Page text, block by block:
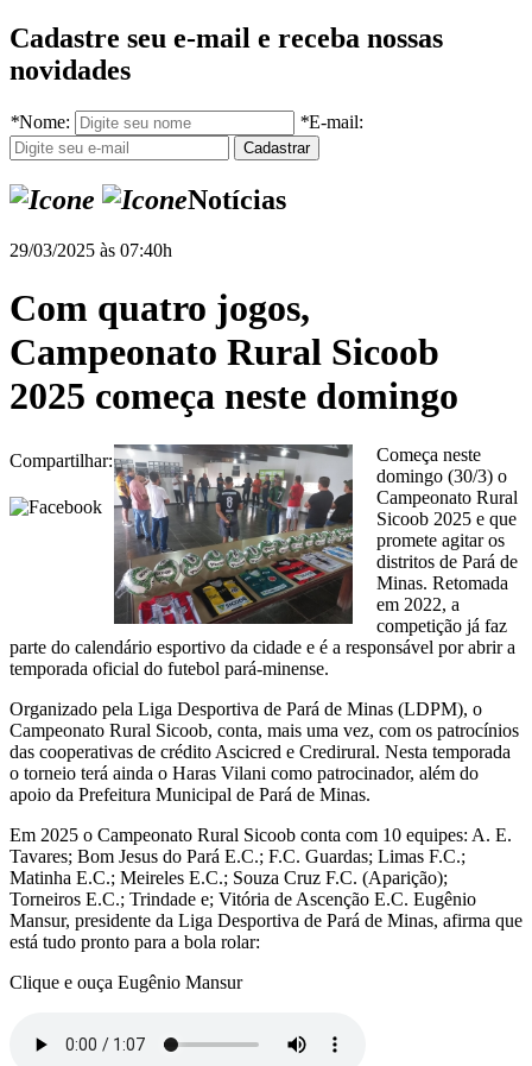
Cadastre seu e-mail e receba nossas
novidades
*Nome: *E-mail:
Notícias
29/03/2025 às 07:40h
Com quatro jogos,
Campeonato Rural Sicoob
2025 começa neste domingo
Compartilhar:
Começa neste
domingo (30/3) o
Campeonato Rural
Sicoob 2025 e que
promete agitar os
distritos de Pará de
Minas. Retomada
em 2022, a
competição já faz
parte do calendário esportivo da cidade e é a responsável por abrir a
temporada oficial do futebol pará-minense.
Organizado pela Liga Desportiva de Pará de Minas (LDPM), o
Campeonato Rural Sicoob, conta, mais uma vez, com os patrocínios
das cooperativas de crédito Ascicred e Credirural. Nesta temporada
o torneio terá ainda o Haras Vilani como patrocinador, além do
apoio da Prefeitura Municipal de Pará de Minas.
Em 2025 o Campeonato Rural Sicoob conta com 10 equipes: A. E.
Tavares; Bom Jesus do Pará E.C.; F.C. Guardas; Limas F.C.;
Matinha E.C.; Meireles E.C.; Souza Cruz F.C. (Aparição);
Torneiros E.C.; Trindade e; Vitória de Ascenção E.C. Eugênio
Mansur, presidente da Liga Desportiva de Pará de Minas, afirma que
está tudo pronto para a bola rolar:
Clique e ouça Eugênio Mansur